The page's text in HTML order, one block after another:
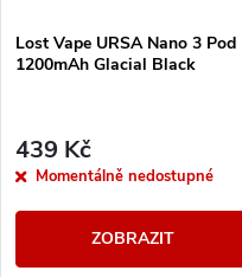
p
r
o
s
p
r
o
Lost Vape URSA Nano 3 Pod
1200mAh Glacial Black
439 Kč
Momentálně nedostupné
ZOBRAZIT